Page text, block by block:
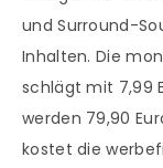
und Surround-
Inhalten. Die
schlägt mit 7,99
werden 79,90
kostet die